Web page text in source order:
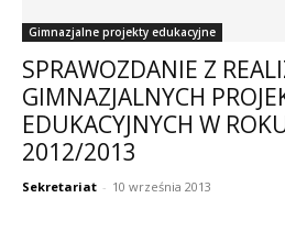
Gimnazjalne projekty edukacyjne
SPRAWOZDANIE Z
GIMNAZJALNYCH
EDUKACYJNYCH W
2012/2013
Sekretariat - 10 września 2013